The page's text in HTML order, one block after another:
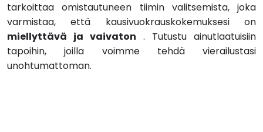
tarkoittaa omistautuneen tiimin valitsemista, joka
varmistaa, että kausivuokrauskokemuksesi on
miellyttävä ja vaivaton . Tutustu ainutlaatuisiin
tapoihin, joilla voimme tehdä vierailustasi
unohtumattoman.